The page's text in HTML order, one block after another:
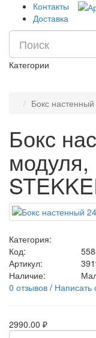
Контакты
Доставка
Категории
Бокс
Бокс
модуля,
Категория:
Код:
Артикул:
Наличие:
0 отзывов / Написать
2990.00 ₽